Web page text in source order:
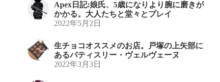
Apex日記:娘氏、5歳になりより腕に磨きが
かかる。大人たちと堂々とプレイ
2022年5月2日
生チョコオススメのお店。戸塚の上矢部に
あるパティスリー・ヴェルヴェーヌ
2022年3月3日